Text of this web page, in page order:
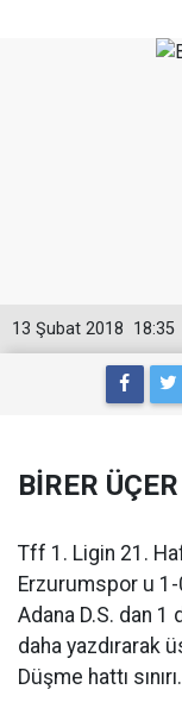
18:35
13 Şubat 2018
BİRER
Tff 1. Ligin 21.
Erzurumspor u
Adana D.S. dan
daha yazdırarak
Düşme hattı